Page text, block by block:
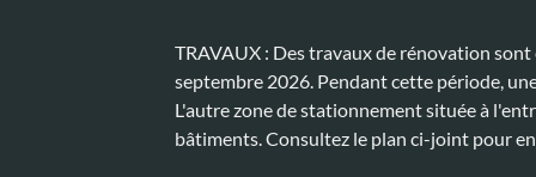
TRAVAUX : Des travaux de rénovation
septembre 2026. Pendant cette période,
L'autre zone de stationnement située à
bâtiments. Consultez le plan ci-joint pour